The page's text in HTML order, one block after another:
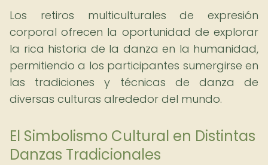
Los retiros multiculturales de expresión
corporal ofrecen la oportunidad de explorar
la rica historia de la danza en la humanidad,
permitiendo a los participantes sumergirse en
las tradiciones y técnicas de danza de
diversas culturas alrededor del mundo.
El Simbolismo Cultural en Distintas
Danzas Tradicionales